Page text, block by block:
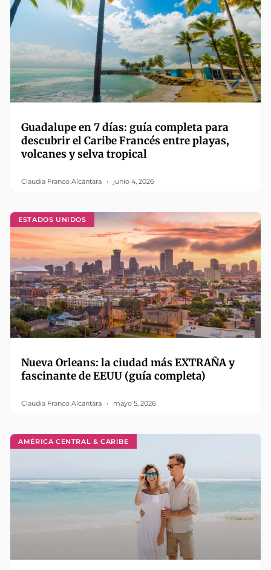
Guadalupe en 7 días: guía completa para
descubrir el Caribe Francés entre playas,
volcanes y selva tropical
Claudia Franco Alcántara junio 4, 2026
ESTADOS UNIDOS
Nueva Orleans: la ciudad más EXTRAÑA y
fascinante de EEUU (guía completa)
Claudia Franco Alcántara mayo 5, 2026
AMÉRICA CENTRAL & CARIBE